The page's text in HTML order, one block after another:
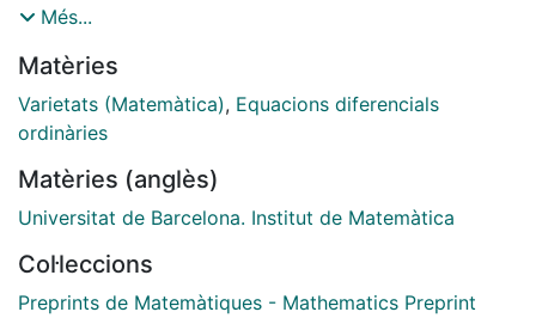
[https://doi.org/10.1070/RD1998v003n04ABEH000091]
Més...
Matèries
Varietats (Matemàtica), Equacions diferencials
ordinàries
Matèries (anglès)
Universitat de Barcelona. Institut de Matemàtica
Col·leccions
Preprints de Matemàtiques - Mathematics Preprint